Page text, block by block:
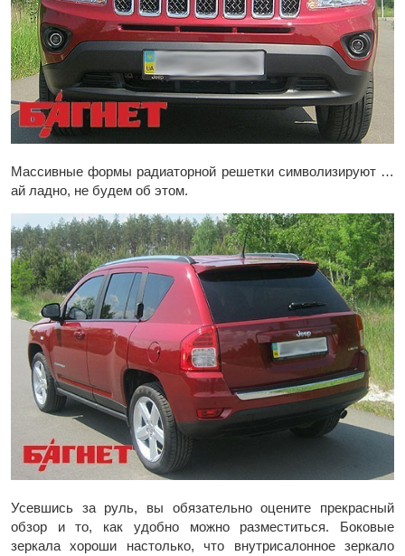
Массивные формы радиаторной решетки символизируют …
ай ладно, не будем об этом.
Усевшись за руль, вы обязательно оцените прекрасный
обзор и то, как удобно можно разместиться. Боковые
зеркала хороши настолько, что внутрисалонное зеркало